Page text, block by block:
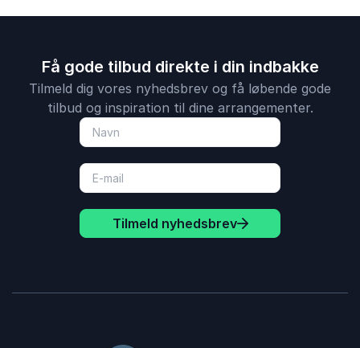
Få gode tilbud direkte i din indbakke
Tilmeld dig vores nyhedsbrev og få løbende gode
tilbud og inspiration til dine arrangementer.
Tilmeld nyhedsbrev